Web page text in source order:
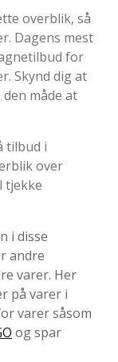
overblik, så
Dagens mest
for
Skynd dig at
måde at
tilbud i
over
tjekke
i disse
andre
varer. Her
på varer i
varer såsom
og spar